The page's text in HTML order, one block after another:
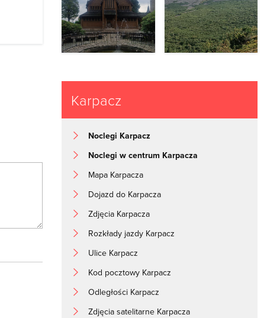
Karpacz
Noclegi Karpacz
Noclegi w centrum Karpacza
Mapa Karpacza
Dojazd do Karpacza
Zdjęcia Karpacza
Rozkłady jazdy Karpacz
Ulice Karpacz
Kod pocztowy Karpacz
Odległości Karpacz
Zdjęcia satelitarne Karpacza